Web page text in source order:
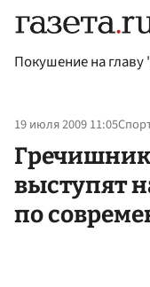
Покушение на
19 июля 2009 11:05
выступят
по